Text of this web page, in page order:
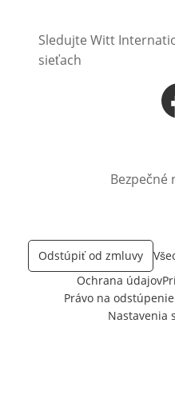
Sledujte Witt
sieťach
Bezpečné
Odstúpiť od zmluvy
Ochrana údajov
Právo na
Nastavenia